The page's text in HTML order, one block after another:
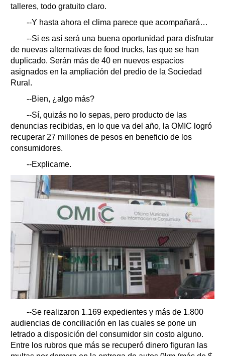
talleres, todo gratuito claro.
--Y hasta ahora el clima parece que acompañará…
--Si es así será una buena oportunidad para disfrutar
de nuevas alternativas de food trucks, las que se han
duplicado. Serán más de 40 en nuevos espacios
asignados en la ampliación del predio de la Sociedad
Rural.
--Bien, ¿algo más?
--Sí, quizás no lo sepas, pero producto de las
denuncias recibidas, en lo que va del año, la OMIC logró
recuperar 27 millones de pesos en beneficio de los
consumidores.
--Explicame.
--Se realizaron 1.169 expedientes y más de 1.800
audiencias de conciliación en las cuales se pone un
letrado a disposición del consumidor sin costo alguno.
Entre los rubros que más se recuperó dinero figuran las